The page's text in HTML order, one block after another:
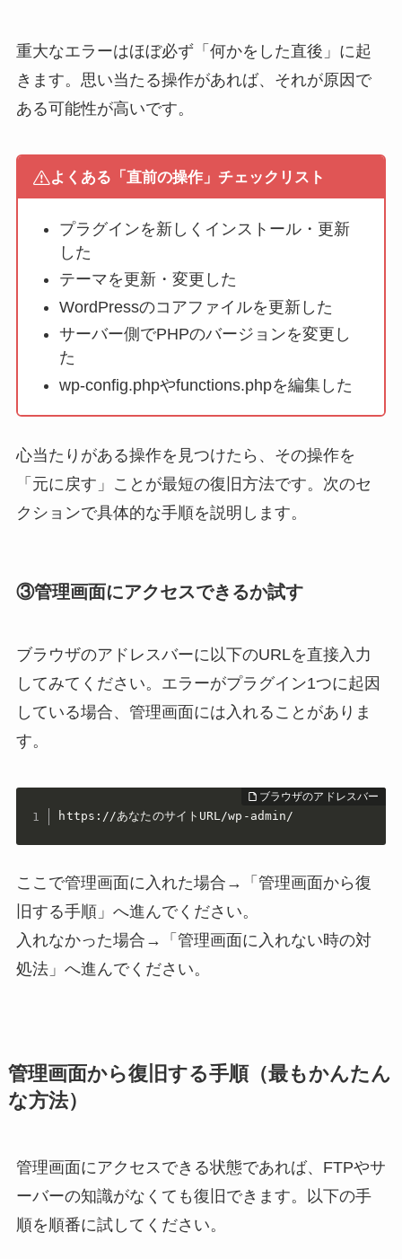
重大なエラーはほぼ必ず「何かをした直後」に起
きます。思い当たる操作があれば、それが原因で
ある可能性が高いです。
よくある「直前の操作」チェックリスト
プラグインを新しくインストール・更新
した
テーマを更新・変更した
WordPressのコアファイルを更新した
サーバー側でPHPのバージョンを変更し
た
wp-config.phpやfunctions.phpを編集した
心当たりがある操作を見つけたら、その操作を
「元に戻す」ことが最短の復旧方法です。次のセ
クションで具体的な手順を説明します。
③管理画面にアクセスできるか試す
ブラウザのアドレスバーに以下のURLを直接入力
してみてください。エラーがプラグイン1つに起因
している場合、管理画面には入れることがありま
す。
https://あなたのサイトURL/wp-admin/
ここで管理画面に入れた場合→「管理画面から復
旧する手順」へ進んでください。
入れなかった場合→「管理画面に入れない時の対
処法」へ進んでください。
管理画面から復旧する手順（最もかんたん
な方法）
管理画面にアクセスできる状態であれば、FTPやサ
ーバーの知識がなくても復旧できます。以下の手
順を順番に試してください。